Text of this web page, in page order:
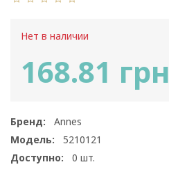
Нет в наличии
168.81 грн
Бренд:
Annes
Модель:
5210121
Доступно:
0 шт.